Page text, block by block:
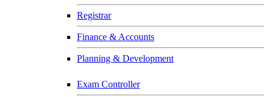
Registrar
Finance & Accounts
Planning & Development
Exam Controller